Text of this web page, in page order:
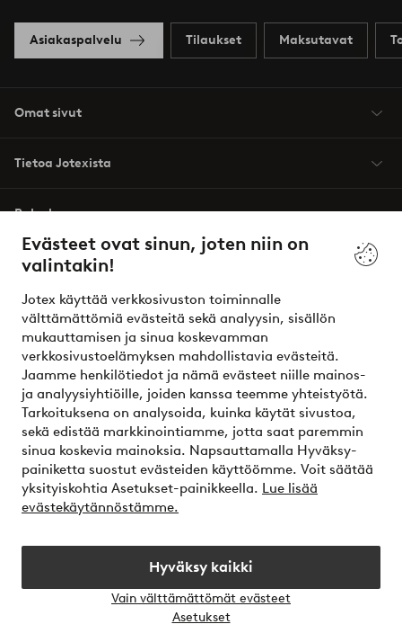
Evästeet ovat sinun, joten niin on
valintakin!
Jotex käyttää verkkosivuston toiminnalle
välttämättömiä evästeitä sekä analyysin, sisällön
mukauttamisen ja sinua koskevamman
verkkosivustoelämyksen mahdollistavia evästeitä.
Jaamme henkilötiedot ja nämä evästeet niille mainos-
ja analyysiyhtiöille, joiden kanssa teemme yhteistyötä.
Tarkoituksena on analysoida, kuinka käytät sivustoa,
sekä edistää markkinointiamme, jotta saat paremmin
sinua koskevia mainoksia. Napsauttamalla Hyväksy-
painiketta suostut evästeiden käyttöömme. Voit säätää
yksityiskohtia Asetukset-painikkeella. Lue lisää
evästekäytännöstämme.
Hyväksy kaikki
Vain välttämättömät evästeet
Asetukset
Asiakaspalvelu Tilaukset Maksutavat
Omat sivut
Tietoa Jotexista
Palvelumme
Ehdot
Ystävät
Turvalliset maksut – maksa nyt tai erissä
Haluatko tietää lisää maksuvaihtoehdoistamme?
elpy